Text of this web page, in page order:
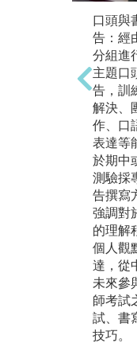
口頭與
告：經
分組進
主題口
告，訓
解決、
作、口
表達等
於期中
測驗採
告撰寫
強調對
的理解
個人觀
達，從
未來參
師考試
試、書
技巧。